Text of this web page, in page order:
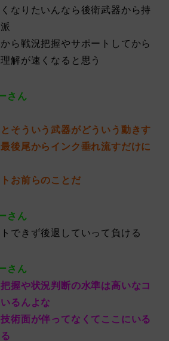
なりたいんなら後衛武器から持
ら戦況把握やサポートしてから
解が速くなると思う
さん
そういう武器がどういう動きす
後尾からインク垂れ流すだけに
お前らのことだ
さん
できず後退していって負ける
さん
握や状況判断の水準は高いなコ
るんよな
術面が伴ってなくてここにいる